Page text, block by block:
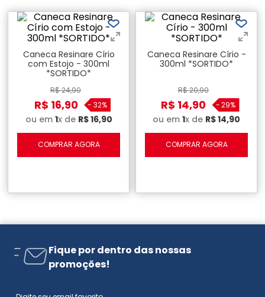
Caneca Resinare Círio
com Estojo - 300ml
*SORTIDO*
R$24,90
R$ 16,90 - 32%
ou em 1x de R$16,90
COMPRAR AGORA
Caneca Resinare Círio -
300ml *SORTIDO*
R$20,90
R$ 14,90 -29%
ou em 1x de R$14,90
COMPRAR AGORA
Fique por dentro das nossas
promoções!